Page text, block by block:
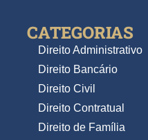
CATEGORIAS
Direito Administrativo
Direito Bancário
Direito Civil
Direito Contratual
Direito de Família